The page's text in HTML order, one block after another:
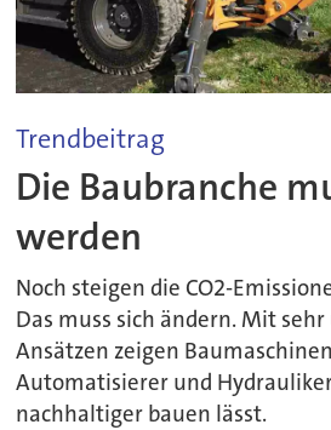
Trendbeitrag
Die Baubranche
werden
Noch steigen die CO2-
Das muss sich ändern. Mit
Ansätzen zeigen
Automatisierer und
nachhaltiger bauen lässt.